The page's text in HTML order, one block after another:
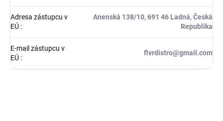
Adresa zástupcu v
EÚ :
Anenská 138/10, 691 46 Ladná, Česká
Republika
E-mail zástupcu v
EÚ :
flvrdistro@gmail.com